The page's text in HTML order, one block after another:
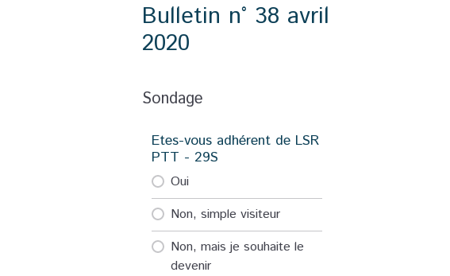
Bulletin n° 38 avril
2020
Sondage
Etes-vous adhérent de LSR
PTT - 29S
Oui
Non, simple visiteur
Non, mais je souhaite le
devenir